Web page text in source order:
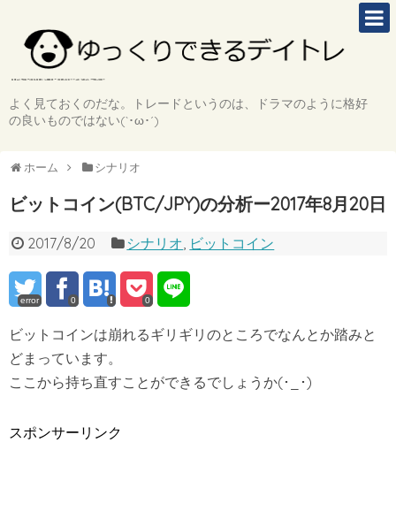
よく見ておくのだな。トレードというのは、ドラマのように格好
の良いものではない(`･ω･´)
ホーム シナリオ
ビットコイン(BTC/JPY)の分析ー2017年8月20日
2017/8/20 シナリオ ビットコイン
error 0 0
ビットコインは崩れるギリギリのところでなんとか踏みと
どまっています。
ここから持ち直すことができるでしょうか(･_･)
スポンサーリンク